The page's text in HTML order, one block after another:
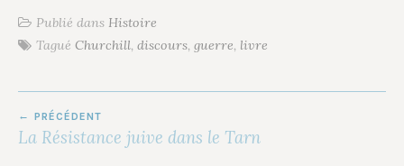
Publié dans Histoire
Tagué Churchill, discours, guerre, livre
NAVIGATION
DE
PRÉCÉDENT
La Résistance juive dans le Tarn